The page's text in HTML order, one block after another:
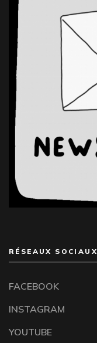
RÉSEAUX SOCIAUX
FACEBOOK
INSTAGRAM
YOUTUBE